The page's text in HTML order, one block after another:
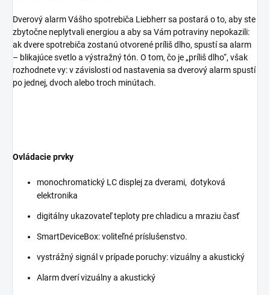
Dverový alarm Vášho spotrebiča Liebherr sa postará o to, aby ste
zbytočne neplytvali energiou a aby sa Vám potraviny nepokazili:
ak dvere spotrebiča zostanú otvorené príliš dlho, spustí sa alarm
– blikajúce svetlo a výstražný tón. O tom, čo je „príliš dlho“, však
rozhodnete vy: v závislosti od nastavenia sa dverový alarm spustí
po jednej, dvoch alebo troch minútach.
Ovládacie prvky
monochromatický LC displej za dverami, dotyková
elektronika
digitálny ukazovateľ teploty pre chladicu a mraziu časť
SmartDeviceBox: voliteľné príslušenstvo.
vystrážný signál v prípade poruchy: vizuálny a akustický
Alarm dverí vizuálny a akustický